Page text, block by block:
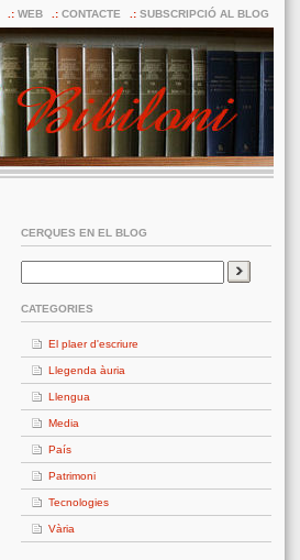
SUBSCRIPCIÓ AL BLOG
CONTACTE
WEB
CERQUES EN EL BLOG
CATEGORIES
El plaer d'escriure
Llegenda àuria
Llengua
Media
País
Patrimoni
Tecnologies
Vària